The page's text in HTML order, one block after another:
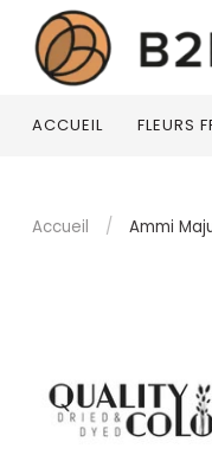
ACCUEIL FLEURS
Accueil / Ammi